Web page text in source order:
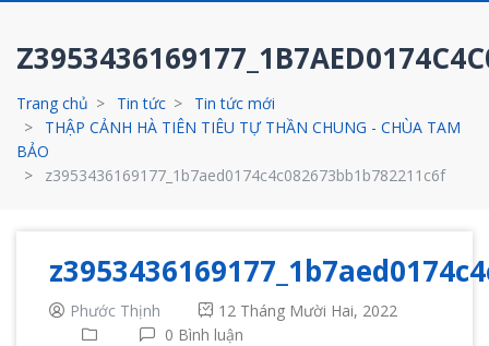
Trang chủ Tin tức
Tin tức mới
THẬP CẢNH HÀ TIÊN TIÊU TỰ THẦN CHUNG - CHÙA TAM
BẢO
z3953436169177_1b7aed0174c4c082673bb1b782211c6f
Phước Thịnh
12 Tháng Mười Hai, 2022
0 Bình luận